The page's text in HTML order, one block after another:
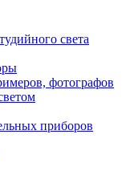
света
фотографов
приборов